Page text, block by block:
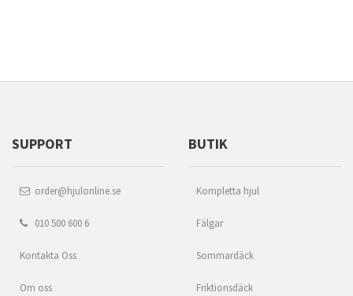
SUPPORT
order@hjulonline.se
010 500 600 6
Kontakta Oss
Om oss
BUTIK
Kompletta hjul
Fälgar
Sommardäck
Friktionsdäck